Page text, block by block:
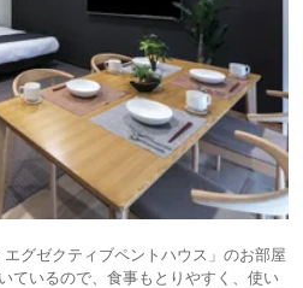
グゼクティブペントハウス」のお部屋
ているので、食事もとりやすく、使い